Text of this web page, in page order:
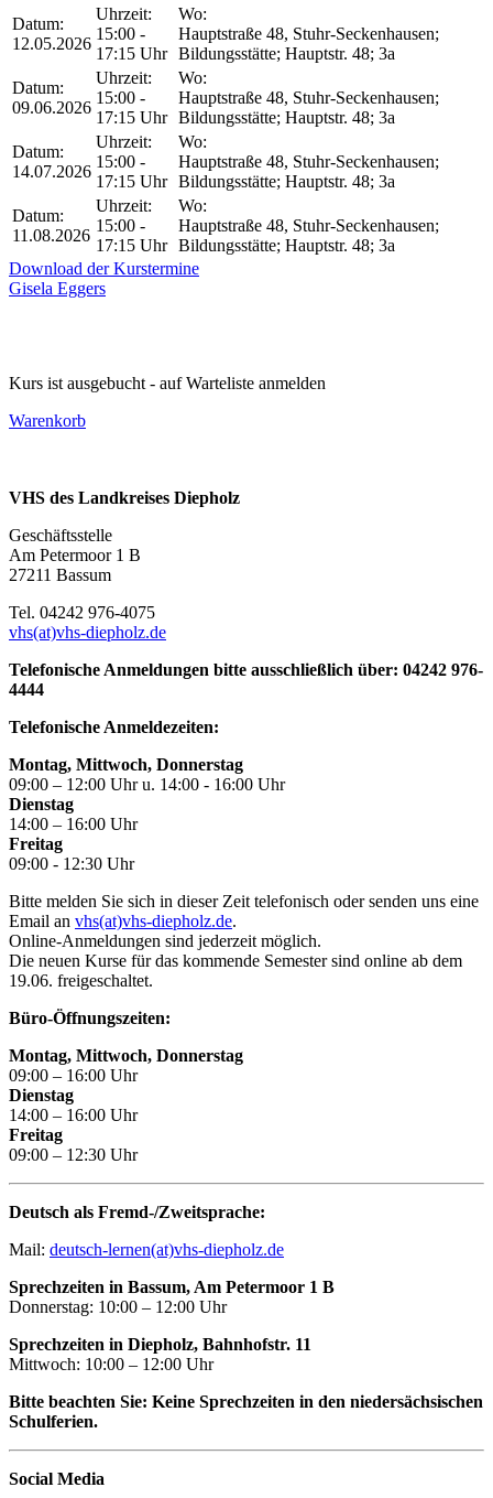
Datum:
12.05.2026
Uhrzeit:
15:00 -
17:15 Uhr
Wo:
Hauptstraße 48, Stuhr-Seckenhausen;
Bildungsstätte; Hauptstr. 48; 3a
Datum:
09.06.2026
Uhrzeit:
15:00 -
17:15 Uhr
Wo:
Hauptstraße 48, Stuhr-Seckenhausen;
Bildungsstätte; Hauptstr. 48; 3a
Datum:
14.07.2026
Uhrzeit:
15:00 -
17:15 Uhr
Wo:
Hauptstraße 48, Stuhr-Seckenhausen;
Bildungsstätte; Hauptstr. 48; 3a
Datum:
11.08.2026
Uhrzeit:
15:00 -
17:15 Uhr
Wo:
Hauptstraße 48, Stuhr-Seckenhausen;
Bildungsstätte; Hauptstr. 48; 3a
Download der Kurstermine
Gisela Eggers
Kurs ist ausgebucht - auf Warteliste anmelden
Warenkorb
VHS des Landkreises Diepholz
Geschäftsstelle
Am Petermoor 1 B
27211 Bassum
Tel. 04242 976-4075
vhs(at)vhs-diepholz.de
Telefonische Anmeldungen bitte ausschließlich über: 04242 976-
4444
Telefonische Anmeldezeiten:
Montag, Mittwoch, Donnerstag
09:00 – 12:00 Uhr u. 14:00 - 16:00 Uhr
Dienstag
14:00 – 16:00 Uhr
Freitag
09:00 - 12:30 Uhr
Bitte melden Sie sich in dieser Zeit telefonisch oder senden uns eine
Email an vhs(at)vhs-diepholz.de.
Online-Anmeldungen sind jederzeit möglich.
Die neuen Kurse für das kommende Semester sind online ab dem
19.06. freigeschaltet.
Büro-Öffnungszeiten:
Montag, Mittwoch, Donnerstag
09:00 – 16:00 Uhr
Dienstag
14:00 – 16:00 Uhr
Freitag
09:00 – 12:30 Uhr
Deutsch als Fremd-/Zweitsprache:
Mail: deutsch-lernen(at)vhs-diepholz.de
Sprechzeiten in Bassum, Am Petermoor 1 B
Donnerstag: 10:00 – 12:00 Uhr
Sprechzeiten in Diepholz, Bahnhofstr. 11
Mittwoch: 10:00 – 12:00 Uhr
Bitte beachten Sie: Keine Sprechzeiten in den niedersächsischen
Schulferien.
Social Media